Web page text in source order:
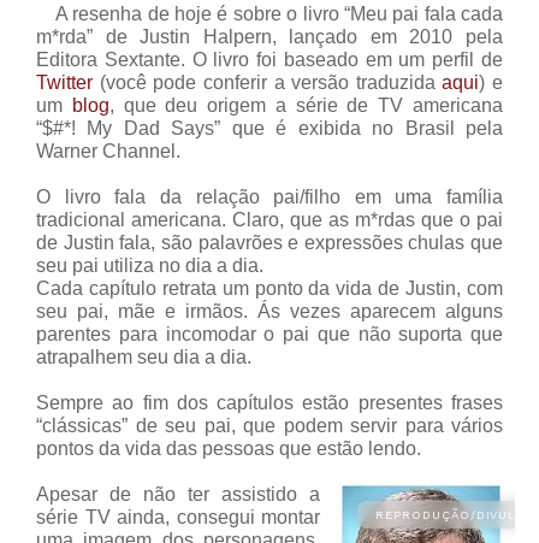
A resenha de hoje é sobre o livro “Meu pai fala cada
m*rda” de Justin Halpern, lançado em 2010 pela
Editora Sextante. O livro foi baseado em um perfil de
Twitter (você pode conferir a versão traduzidaaqui) e
um blog, que deu origem a série de TV americana
“$#*! My Dad Says” que é exibida no Brasil pela
Warner Channel.
O livro fala da relação pai/filho em uma família
tradicional americana. Claro, que as m*rdas que o pai
de Justin fala, são palavrões e expressões chulas que
seu pai utiliza no dia a dia.
Cada capítulo retrata um ponto da vida de Justin, com
seu pai, mãe e irmãos. Ás vezes aparecem alguns
parentes para incomodar o pai que não suporta que
atrapalhem seu dia a dia.
Sempre ao fim dos capítulos estão presentes frases
“clássicas” de seu pai, que podem servir para vários
pontos da vida das pessoas que estão lendo.
Apesar de não ter assistido a
série TV ainda, consegui montar